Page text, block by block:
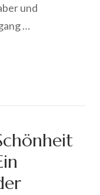
und
…